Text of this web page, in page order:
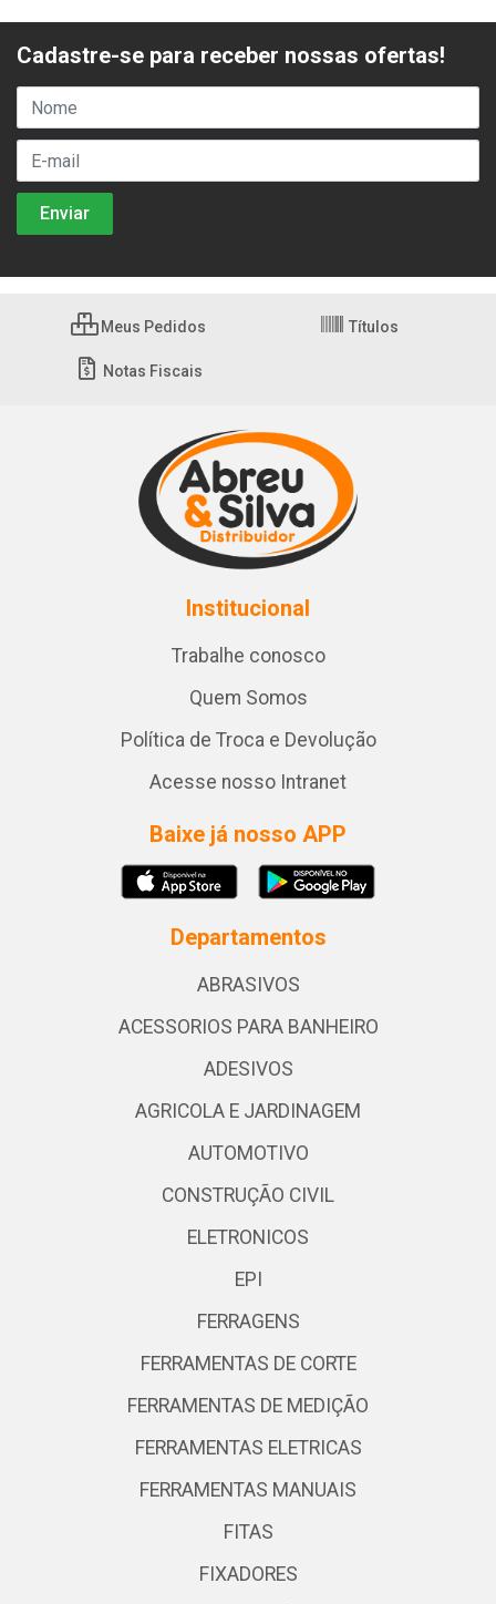
Cadastre-se para receber nossas ofertas!
Meus Pedidos Títulos
Notas Fiscais
Institucional
Trabalhe conosco
Quem Somos
Política de Troca e Devolução
Acesse nosso Intranet
Baixe já nosso APP
Departamentos
ABRASIVOS
ACESSORIOS PARA BANHEIRO
ADESIVOS
AGRICOLA E JARDINAGEM
AUTOMOTIVO
CONSTRUÇÃO CIVIL
ELETRONICOS
EPI
FERRAGENS
FERRAMENTAS DE CORTE
FERRAMENTAS DE MEDIÇÃO
FERRAMENTAS ELETRICAS
FERRAMENTAS MANUAIS
FITAS
FIXADORES